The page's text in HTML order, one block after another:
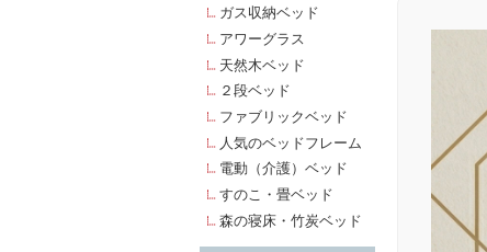
ガス収納ベッド
アワーグラス
天然木ベッド
２段ベッド
ファブリックベッド
人気のベッドフレーム
電動（介護）ベッド
すのこ・畳ベッド
森の寝床・竹炭ベッド